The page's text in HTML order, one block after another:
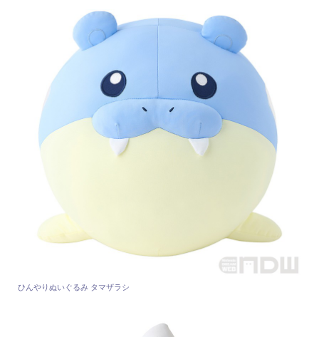
ひんやりぬいぐるみ タマザラシ